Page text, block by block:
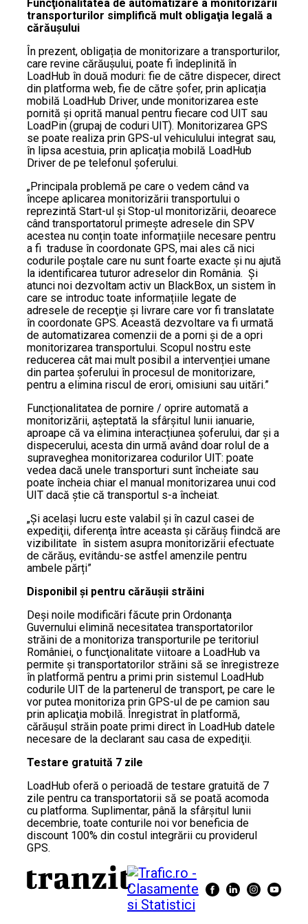
Funcţionalitatea de automatizare a monitorizării
transporturilor simplifică mult obligaţia legală a
cărăuşului
În prezent, obligația de monitorizare a transporturilor,
care revine cărăușului, poate fi îndeplinită în
LoadHub în două moduri: fie de către dispecer, direct
din platforma web, fie de către șofer, prin aplicația
mobilă LoadHub Driver, unde monitorizarea este
pornită și oprită manual pentru fiecare cod UIT sau
LoadPin (grupaj de coduri UIT). Monitorizarea GPS
se poate realiza prin GPS-ul vehiculului integrat sau,
în lipsa acestuia, prin aplicația mobilă LoadHub
Driver de pe telefonul şoferului.
„Principala problemă pe care o vedem când va
începe aplicarea monitorizării transportului o
reprezintă Start-ul şi Stop-ul monitorizării, deoarece
când transportatorul primește adresele din SPV
acestea nu conțin toate informațiile necesare pentru
a fi traduse în coordonate GPS, mai ales că nici
codurile poștale care nu sunt foarte exacte şi nu ajută
la identificarea tuturor adreselor din România. Şi
atunci noi dezvoltam activ un BlackBox, un sistem în
care se introduc toate informațiile legate de
adresele de recepţie şi livrare care vor fi translatate
în coordonate GPS. Această dezvoltare va fi urmată
de automatizarea comenzii de a porni şi de a opri
monitorizarea transportului. Scopul nostru este
reducerea cât mai mult posibil a intervenției umane
din partea șoferului în procesul de monitorizare,
pentru a elimina riscul de erori, omisiuni sau uitări.”
Funcționalitatea de pornire / oprire automată a
monitorizării, așteptată la sfârșitul lunii ianuarie,
aproape că va elimina interacțiunea șoferului, dar şi a
dispecerului, acesta din urmă având doar rolul de a
supraveghea monitorizarea codurilor UIT: poate
vedea dacă unele transporturi sunt încheiate sau
poate încheia chiar el manual monitorizarea unui cod
UIT dacă ştie că transportul s-a încheiat.
„Şi acelaşi lucru este valabil şi în cazul casei de
expediţii, diferenţa între aceasta şi cărăuş fiindcă are
vizibilitate în sistem asupra monitorizării efectuate
de cărăuș, evitându-se astfel amenzile pentru
ambele părți”
Disponibil şi pentru cărăuşii străini
Deşi noile modificări făcute prin Ordonanţa
Guvernului elimină necesitatea transportatorilor
străini de a monitoriza transporturile pe teritoriul
României, o funcţionalitate viitoare a LoadHub va
permite şi transportatorilor străini să se înregistreze
în platformă pentru a primi prin sistemul LoadHub
codurile UIT de la partenerul de transport, pe care le
vor putea monitoriza prin GPS-ul de pe camion sau
prin aplicaţia mobilă. Înregistrat în platformă,
cărăuşul străin poate primi direct în LoadHub datele
necesare de la declarant sau casa de expediţii.
Testare gratuită 7 zile
LoadHub oferă o perioadă de testare gratuită de 7
zile pentru ca transportatorii să se poată acomoda
cu platforma. Suplimentar, până la sfârşitul lunii
decembrie, toate conturile noi vor beneficia de
discount 100% din costul integrării cu providerul
GPS.